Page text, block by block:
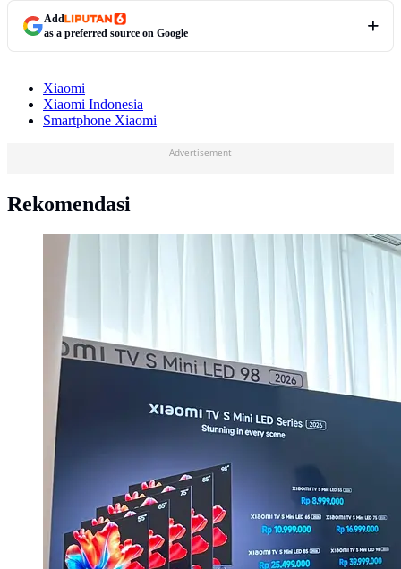
Add
as a preferred source on Google
Xiaomi
Xiaomi Indonesia
Smartphone Xiaomi
Advertisement
Rekomendasi